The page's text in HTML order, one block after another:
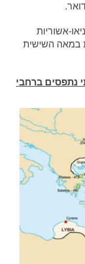
אשוריות
במאה השישית
נתפסים ברחבי